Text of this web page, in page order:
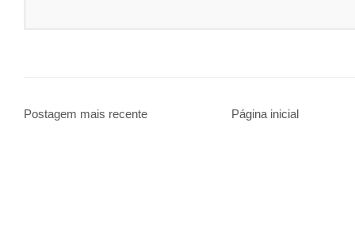
Postagem mais recente Página inicial